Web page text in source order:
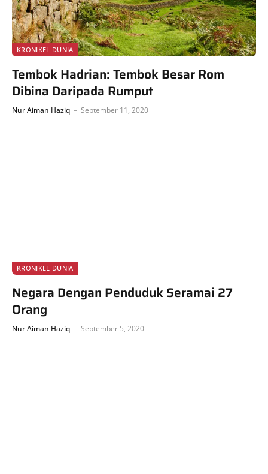
KRONIKEL DUNIA
Tembok Hadrian: Tembok Besar Rom
Dibina Daripada Rumput
Nur Aiman Haziq September 11, 2020
KRONIKEL DUNIA
Negara Dengan Penduduk Seramai 27
Orang
Nur Aiman Haziq September 5, 2020